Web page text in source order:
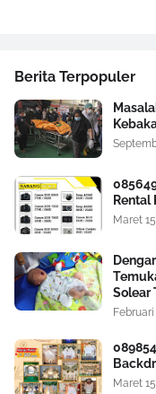
Berita Terpopuler
Rental
Maret
Solear
Februari
Maret